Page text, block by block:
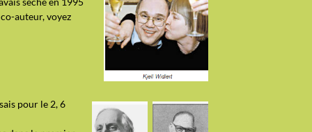
auteur, voyez
pour le 2, 6